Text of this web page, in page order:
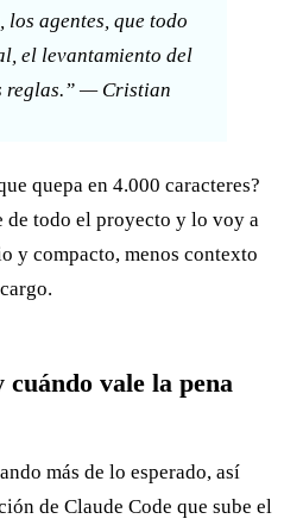
agentes, que todo
el levantamiento del
reglas.” — Cristian
quepa en 4.000 caracteres?
de todo el proyecto y lo voy a
y compacto, menos contexto
cuándo vale la pena
más de lo esperado, así
de Claude Code que sube el